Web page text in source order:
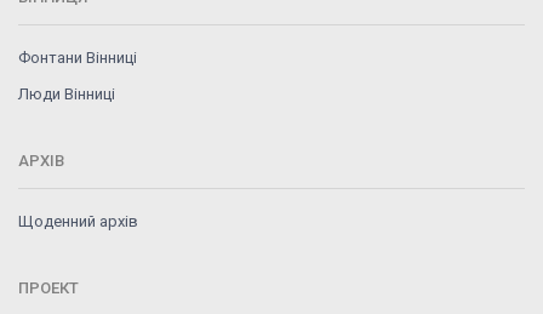
Фонтани Вінниці
Люди Вінниці
АРХІВ
Щоденний архів
ПРОЕКТ